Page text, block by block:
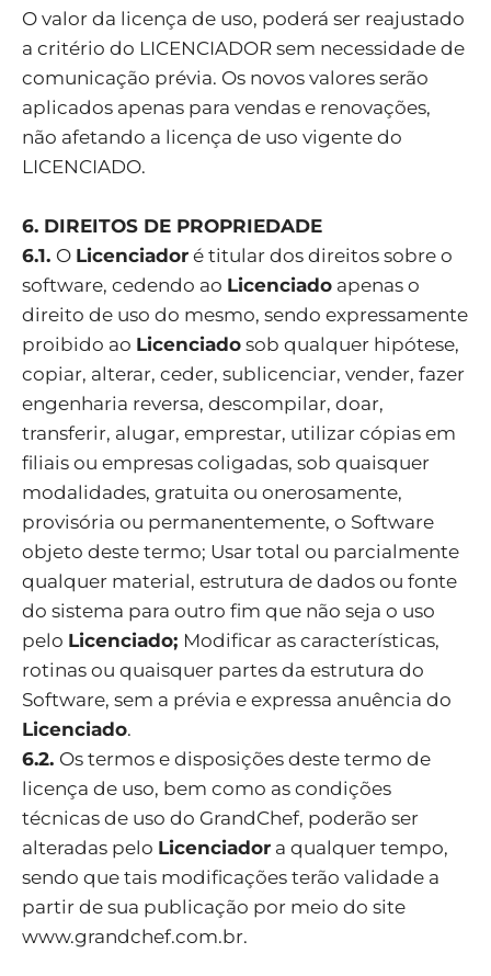
O valor da licença de uso, poderá ser reajustado
a critério do LICENCIADOR sem necessidade de
comunicação prévia. Os novos valores serão
aplicados apenas para vendas e renovações,
não afetando a licença de uso vigente do
LICENCIADO.
6. DIREITOS DE PROPRIEDADE
6.1. O Licenciador é titular dos direitos sobre o
software, cedendo ao Licenciado apenas o
direito de uso do mesmo, sendo expressamente
proibido ao Licenciado sob qualquer hipótese,
copiar, alterar, ceder, sublicenciar, vender, fazer
engenharia reversa, descompilar, doar,
transferir, alugar, emprestar, utilizar cópias em
filiais ou empresas coligadas, sob quaisquer
modalidades, gratuita ou onerosamente,
provisória ou permanentemente, o Software
objeto deste termo; Usar total ou parcialmente
qualquer material, estrutura de dados ou fonte
do sistema para outro fim que não seja o uso
pelo Licenciado; Modificar as características,
rotinas ou quaisquer partes da estrutura do
Software, sem a prévia e expressa anuência do
Licenciado.
6.2. Os termos e disposições deste termo de
licença de uso, bem como as condições
técnicas de uso do GrandChef, poderão ser
alteradas pelo Licenciador a qualquer tempo,
sendo que tais modificações terão validade a
partir de sua publicação por meio do site
www.grandchef.com.br.